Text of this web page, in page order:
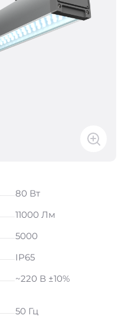
80 Вт
11000 Лм
5000
IP65
~220 В ±10%
50 Гц